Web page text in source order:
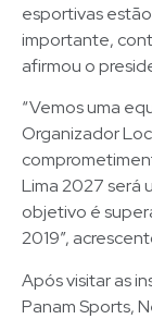
esportivas
importante,
afirmou o
“Vemos uma
Organizador
Lima 2027 será
objetivo é
2019”,
Após visitar as
Panam Sports,